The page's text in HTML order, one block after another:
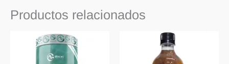
Productos relacionados